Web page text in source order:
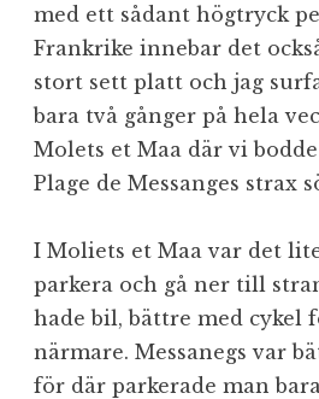
med ett sådant högtryck
Frankrike innebar det
stort sett platt och jag
bara två gånger på hela
Molets et Maa där vi
Plage de Messanges strax
I Moliets et Maa var det
parkera och gå ner till
hade bil, bättre med cykel
närmare. Messanegs var
för där parkerade man